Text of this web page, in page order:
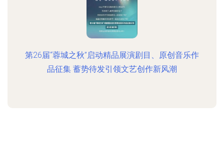
第26届“蓉城之秋”启动精品展演剧目、原创音乐作
品征集 蓄势待发引领文艺创作新风潮